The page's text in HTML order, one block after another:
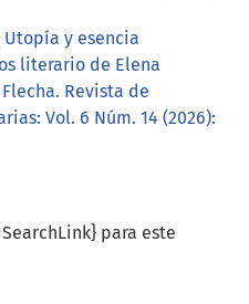
Utopía y esencia
literario de Elena
Revista de
Vol. 6 Núm. 14 (2026):
para este